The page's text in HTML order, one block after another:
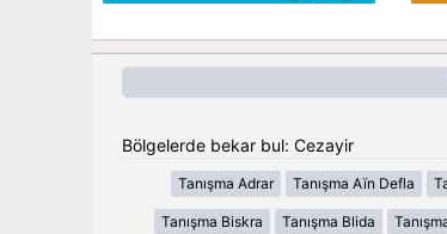
Bölgelerde bekar bul: Cezayir
Tanışma Adrar Tanışma Aïn Defla
Tanışma Biskra Tanışma Blida